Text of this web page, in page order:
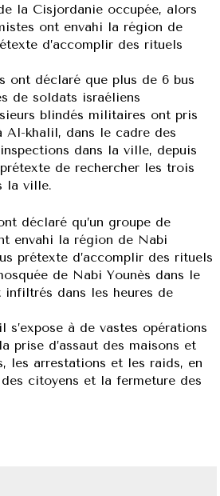
la Cisjordanie occupée, alors
ont envahi la région de
d’accomplir des rituels
ont déclaré que plus de 6 bus
de soldats israéliens
blindés militaires ont pris
Al-khalil, dans le cadre des
dans la ville, depuis
de rechercher les trois
la ville.
déclaré qu’un groupe de
envahi la région de Nabi
prétexte d’accomplir des rituels
de Nabi Younès dans le
dans les heures de
s’expose à de vastes opérations
prise d’assaut des maisons et
les arrestations et les raids, en
citoyens et la fermeture des